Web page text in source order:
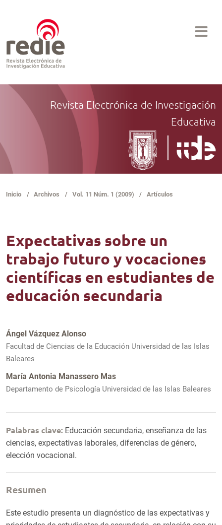
Revista Electrónica de Investigación
Educativa
Inicio / Archivos / Vol. 11 Núm. 1 (2009) / Artículos
Expectativas sobre un
trabajo futuro y vocaciones
científicas en estudiantes de
educación secundaria
Ángel Vázquez Alonso
Facultad de Ciencias de la Educación Universidad de las Islas
Baleares
María Antonia Manassero Mas
Departamento de Psicología Universidad de las Islas Baleares
Palabras clave: Educación secundaria, enseñanza de las
ciencias, expectativas laborales, diferencias de género,
elección vocacional.
Resumen
Este estudio presenta un diagnóstico de las expectativas y